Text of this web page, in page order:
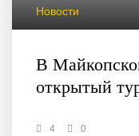
Новости
В
открытый
4 0